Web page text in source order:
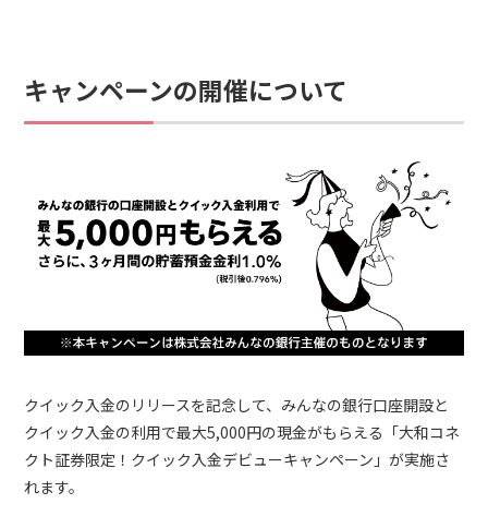
キャンペーンの開催について
クイック入金のリリースを記念して、みんなの銀行口座開設と
クイック入金の利用で最大5,000円の現金がもらえる「大和コネ
クト証券限定！クイック入金デビューキャンペーン」が実施さ
れます。